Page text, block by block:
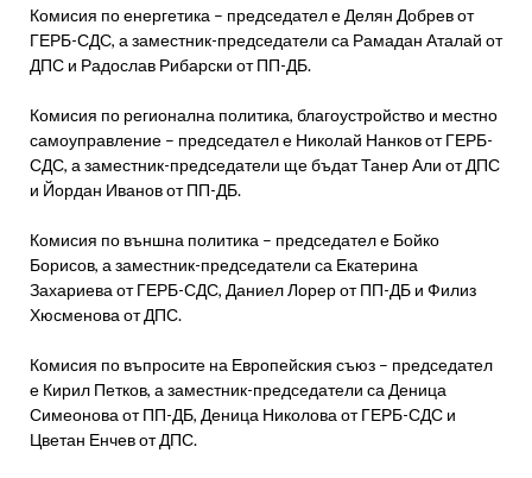
Комисия по енергетика – председател е Делян Добрев от
ГЕРБ-СДС, а заместник-председатели са Рамадан Аталай от
ДПС и Радослав Рибарски от ПП-ДБ.
Комисия по регионална политика, благоустройство и местно
самоуправление – председател е Николай Нанков от ГЕРБ-
СДС, а заместник-председатели ще бъдат Танер Али от ДПС
и Йордан Иванов от ПП-ДБ.
Комисия по външна политика – председател е Бойко
Борисов, а заместник-председатели са Екатерина
Захариева от ГЕРБ-СДС, Даниел Лорер от ПП-ДБ и Филиз
Хюсменова от ДПС.
Комисия по въпросите на Европейския съюз – председател
е Кирил Петков, а заместник-председатели са Деница
Симеонова от ПП-ДБ, Деница Николова от ГЕРБ-СДС и
Цветан Енчев от ДПС.